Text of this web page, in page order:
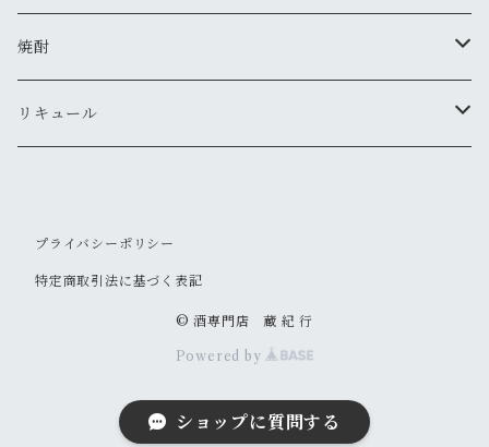
真澄
夜明け前
帰山
ドメーヌ・コーセイ
安曇野ワイナリー
焼酎
千曲錦・帰山
リキュール
その他
プライバシーポリシー
特定商取引法に基づく表記
© 酒専門店 蔵 紀 行
Powered by
ショップに質問する